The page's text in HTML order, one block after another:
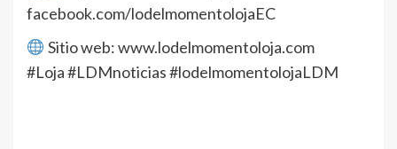
facebook.com/lodelmomentolojaEC
Sitio web: www.lodelmomentoloja.com
#Loja #LDMnoticias #lodelmomentolojaLDM